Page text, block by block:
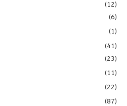
(12)
(6)
(1)
(41)
(23)
(11)
(22)
(87)